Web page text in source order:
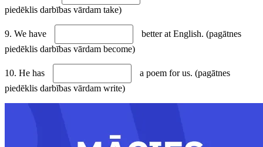
piedēklis darbības vārdam take)
9. We have
better at English. (pagātnes
piedēklis darbības vārdam become)
10. He has
a poem for us. (pagātnes
piedēklis darbības vārdam write)